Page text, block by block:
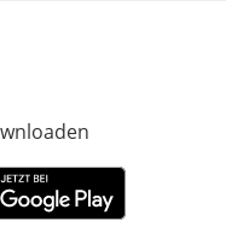
neuem Fenster